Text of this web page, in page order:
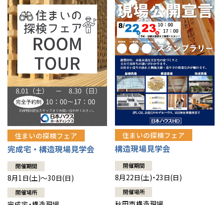
住まいの探検フェア
完成宅・構造現場見学会
開催期間
8月1日(土)～30日(日)
開催場所
住まいの探検フェア
構造現場見学会
開催期間
8月22日(土)・23日(日)
開催場所
栃木
群馬
奈良
滋賀
和歌山
愛媛
鳥取
島根
広島
山口
徳島
高知
佐賀
熊本
大分
宮崎
鹿児島
長崎
沖縄
※現住所のある都道府県以外の建築予定地の方でも現住所の有るお近
くの展示場又は店舗にお問合せください。移住の計画の方もご相談対
応します。お気軽にご相談ください。
茨城県
水戸
栃木県
宇都宮
小山
群馬県
群馬
伊勢崎
佐賀県
佐賀
熊本県
熊本
大分県
大分
宮崎県
宮崎
鹿児島県
鹿児島